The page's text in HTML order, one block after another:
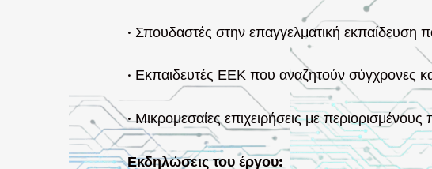
• Σπουδαστές στην επαγγελματική εκπαίδευση
• Εκπαιδευτές ΕΕΚ που αναζητούν σύγχρονες
• Μικρομεσαίες επιχειρήσεις με
Εκδηλώσεις του έργου: